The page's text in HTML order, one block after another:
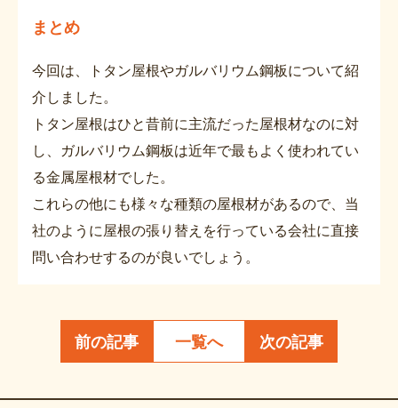
まとめ
今回は、トタン屋根やガルバリウム鋼板について紹
介しました。
トタン屋根はひと昔前に主流だった屋根材なのに対
し、ガルバリウム鋼板は近年で最もよく使われてい
る金属屋根材でした。
これらの他にも様々な種類の屋根材があるので、当
社のように屋根の張り替えを行っている会社に直接
問い合わせするのが良いでしょう。
前の記事 一覧へ 次の記事